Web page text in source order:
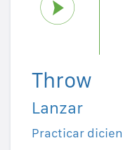
Throw
Lanzar
Practicar